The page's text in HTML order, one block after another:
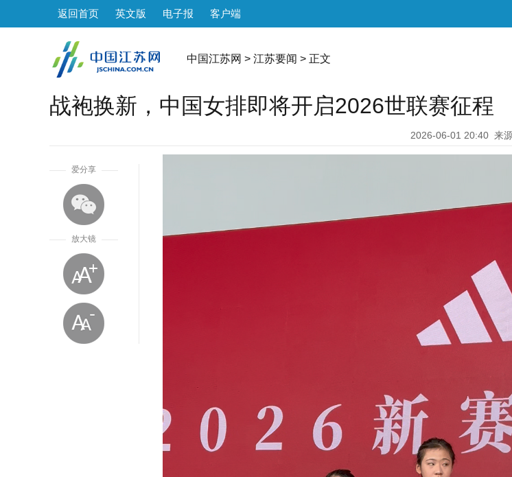
返回首页 英文版 电子报 客户端
中国江苏网 > 江苏要闻 > 正文
战袍换新，中国女排即将开启2026世联赛征程
2026-06-01 20:40 来
爱分享
放大镜